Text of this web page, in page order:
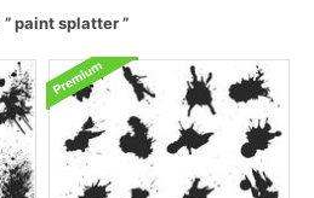
paint splatter